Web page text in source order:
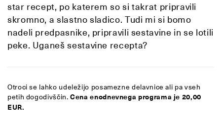
star recept, po katerem so si takrat pripravili
skromno, a slastno sladico. Tudi mi si bomo
nadeli predpasnike, pripravili sestavine in se lotili
peke. Uganeš sestavine recepta?
Otroci se lahko udeležijo posamezne delavnice ali pa vseh
petih dogodivščin.Cena enodnevnega programa je 20,00
EUR.